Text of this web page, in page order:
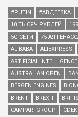
#PUTIN #АВДЕЕВКА
10 ТЫСЯЧ РУБЛЕЙ
5G-СЕТИ
75-АЯ
ALIBABA
ALIEXPRESS
ARTIFICIAL
AUSTRALIAN OPEN
BERGEN ENGINES
BRENT
BREXIT
CAMPARI GROUP
CDEK